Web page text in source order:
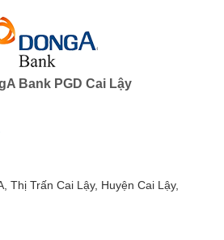
Bank PGD Cai Lậy
Thị Trấn Cai Lậy, Huyện Cai Lậy,